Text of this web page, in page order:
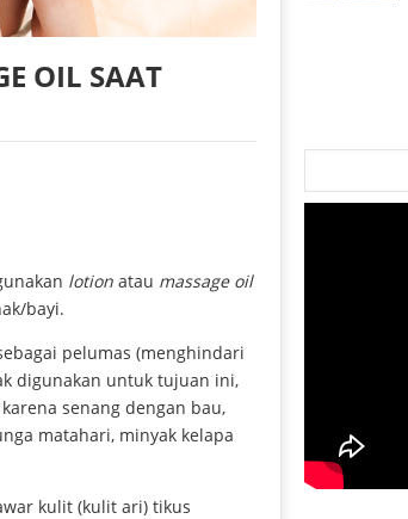
OIL SAAT
lotion atau massage oil
bayi.
pelumas (menghindari
digunakan untuk tujuan ini,
senang dengan bau,
matahari, minyak kelapa
kulit (kulit ari) tikus